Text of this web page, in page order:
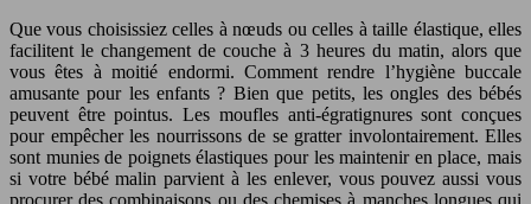
Que vous choisissiez celles à nœuds ou celles à taille élastique, elles
facilitent le changement de couche à 3 heures du matin, alors que
vous êtes à moitié endormi. Comment rendre l’hygiène buccale
amusante pour les enfants ? Bien que petits, les ongles des bébés
peuvent être pointus. Les moufles anti-égratignures sont conçues
pour empêcher les nourrissons de se gratter involontairement. Elles
sont munies de poignets élastiques pour les maintenir en place, mais
si votre bébé malin parvient à les enlever, vous pouvez aussi vous
procurer des combinaisons ou des chemises à manches longues qui